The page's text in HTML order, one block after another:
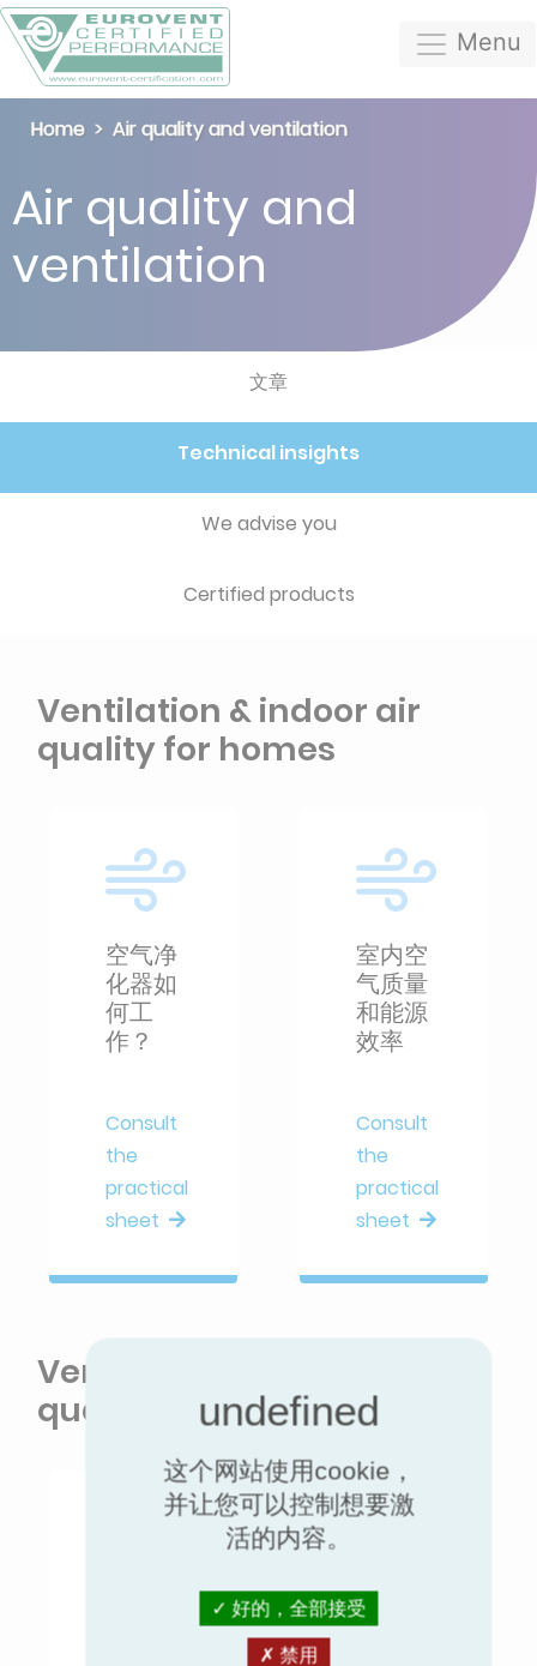
Menu
Home Air quality and ventilation
Air quality and
ventilation
文章
Technical insights
We advise you
Certified products
Ventilation & indoor air
quality for homes
空气净
化器如
何工
作？
Consult
the
practical
sheet
室内空
气质量
和能源
效率
Consult
the
practical
sheet
Ventilation & indoor air
quality for buildings
这个网站使用cookie，
并让您可以控制想要激
活的内容。
好的，全部接受
禁用